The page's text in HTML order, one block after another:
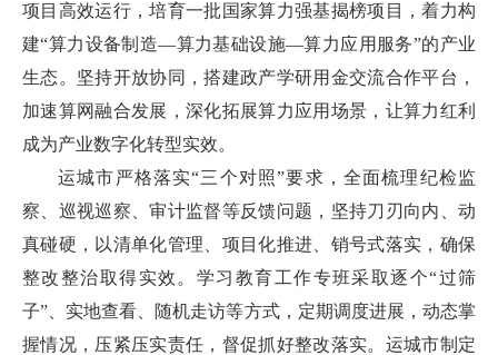
项目高效运行，培育一批国家算力强基揭榜项目，着力构
建“算力设备制造—算力基础设施—算力应用服务”的产业
生态。坚持开放协同，搭建政产学研用金交流合作平台，
加速算网融合发展，深化拓展算力应用场景，让算力红利
成为产业数字化转型实效。
运城市严格落实“三个对照”要求，全面梳理纪检监
察、巡视巡察、审计监督等反馈问题，坚持刀刃向内、动
真碰硬，以清单化管理、项目化推进、销号式落实，确保
整改整治取得实效。学习教育工作专班采取逐个“过筛
子”、实地查看、随机走访等方式，定期调度进展，动态掌
握情况，压紧压实责任，督促抓好整改落实。运城市制定